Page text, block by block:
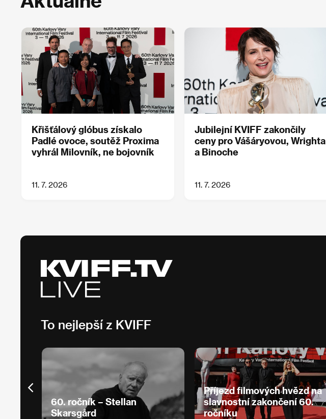
Křišťálový glóbus získalo
Padlé ovoce, soutěž Proxima
vyhrál Milovník, ne bojovník
11. 7. 2026
Jubilejní KVIFF zakončily
ceny pro Vášáryovou, Wrighta
a Binoche
11. 7. 2026
To nejlepší z KVIFF
60. ročník – Stellan
Skarsgård
Příjezd filmových hvězd na
slavnostní zakončení 60.
ročníku